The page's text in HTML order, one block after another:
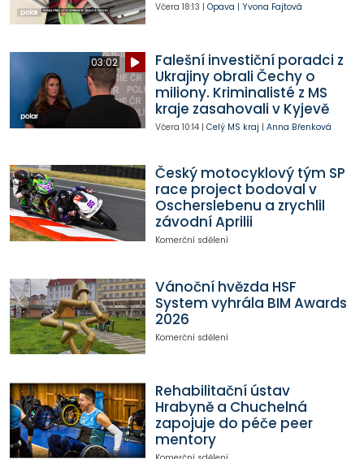
Včera 18:13 | Opava | Yvona Fajtová
03:02
Falešní investiční poradci z
Ukrajiny obrali Čechy o
miliony. Kriminalisté z MS
kraje zasahovali v Kyjevě
Včera 10:14| Celý MS kraj | Anna Břenková
Český motocyklový tým SP
race project bodoval v
Oscherslebenu a zrychlil
závodní Aprilii
Komerční sdělení
Vánoční hvězda HSF
System vyhrála BIM Awards
2026
Komerční sdělení
Rehabilitační ústav
Hrabyně a Chuchelná
zapojuje do péče peer
mentory